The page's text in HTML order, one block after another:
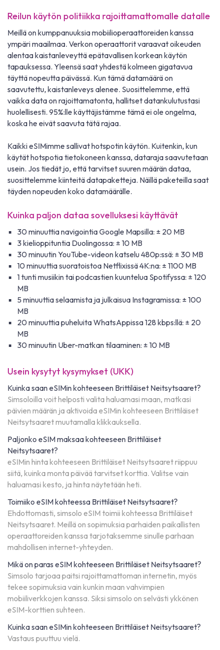
Reilun käytön politiikka rajoittamattomalle datalle
Meillä on kumppanuuksia mobiilioperaattoreiden kanssa
ympäri maailmaa. Verkon operaattorit varaavat oikeuden
alentaa kaistanleveyttä epätavallisen korkean käytön
tapauksessa. Yleensä saat yhdestä kolmeen gigatavua
täyttä nopeutta päivässä. Kun tämä datamäärä on
saavutettu, kaistanleveys alenee. Suosittelemme, että
vaikka data on rajoittamatonta, hallitset datankulutustasi
huolellisesti. 95%:lle käyttäjistämme tämä ei ole ongelma,
koska he eivät saavuta tätä rajaa.
Kaikki eSIMimme sallivat hotspotin käytön. Kuitenkin, kun
käytät hotspotia tietokoneen kanssa, dataraja saavutetaan
usein. Jos tiedät jo, että tarvitset suuren määrän dataa,
suosittelemme kiinteitä datapaketteja. Näillä paketeilla saat
täyden nopeuden koko datamäärälle.
Kuinka paljon dataa sovelluksesi käyttävät
30 minuuttia navigointia Google Mapsilla: ± 20 MB
3 kielioppituntia Duolingossa: ± 10 MB
30 minuutin YouTube-videon katselu 480p:ssä: ± 30 MB
10 minuuttia suoratoistoa Netflixissä 4K:na: ± 1100 MB
1 tunti musiikin tai podcastien kuuntelua Spotifyssa: ± 120
MB
5 minuuttia selaamista ja julkaisua Instagramissa: ± 100
MB
20 minuuttia puheluita WhatsAppissa 128 kbps:llä: ± 20
MB
30 minuutin Uber-matkan tilaaminen: ± 10 MB
Usein kysytyt kysymykset (UKK)
Kuinka saan eSIMin kohteeseen Brittiläiset Neitsytsaaret?
Simsoloilla voit helposti valita haluamasi maan, matkasi
päivien määrän ja aktivoida eSIMin kohteeseen Brittiläiset
Neitsytsaaret muutamalla klikkauksella.
Paljonko eSIM maksaa kohteeseen Brittiläiset
Neitsytsaaret?
eSIMin hinta kohteeseen Brittiläiset Neitsytsaaret riippuu
siitä, kuinka monta päivää tarvitset korttia. Valitse vain
haluamasi kesto, ja hinta näytetään heti.
Toimiiko eSIM kohteessa Brittiläiset Neitsytsaaret?
Ehdottomasti, simsolo eSIM toimii kohteessa Brittiläiset
Neitsytsaaret. Meillä on sopimuksia parhaiden paikallisten
operaattoreiden kanssa tarjotaksemme sinulle parhaan
mahdollisen internet-yhteyden.
Mikä on paras eSIM kohteeseen Brittiläiset Neitsytsaaret?
Simsolo tarjoaa paitsi rajoittamattoman internetin, myös
tekee sopimuksia vain kunkin maan vahvimpien
mobiiliverkkojen kanssa. Siksi simsolo on selvästi ykkönen
eSIM-korttien suhteen.
Kuinka saan eSIMin kohteeseen Brittiläiset Neitsytsaaret?
Vastaus puuttuu vielä.